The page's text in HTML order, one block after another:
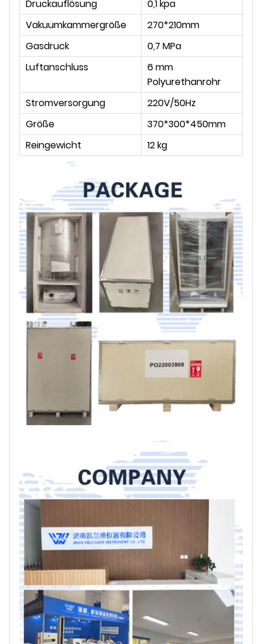
Druckauflösung
0,1 kpa
Vakuumkammergröße
270*210mm
Gasdruck
0,7 MPa
Luftanschluss
6 mm
Polyurethanrohr
Stromversorgung
220V/50Hz
Größe
370*300*450mm
Reingewicht
12 kg